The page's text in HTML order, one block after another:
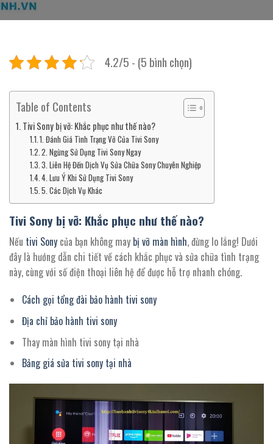
4.2/5 - (5 bình chọn)
Table of Contents
Tivi Sony bị vỡ: Khắc phục như thế nào?
1. Đánh Giá Tình Trạng Vỡ Của Tivi Sony
2. Ngừng Sử Dụng Tivi Sony Ngay
3. Liên Hệ Đến Dịch Vụ Sửa Chữa Sony Chuyên Nghiệp
4. Lưu Ý Khi Sử Dụng Tivi Sony
5. Các Dịch Vụ Khác
Tivi Sony bị vỡ: Khắc phục như thế nào?
Nếu tivi Sony của bạn không may bị vỡ màn hình, đừng lo lắng! Dưới
đây là hướng dẫn chi tiết về cách khắc phục và sửa chữa tình trạng
này, cùng với số điện thoại liên hệ để được hỗ trợ nhanh chóng.
Cách gọi tổng đài bảo hành tivi sony
Địa chỉ bảo hành tivi sony
Thay màn hình tivi sony tại nhà
Bảng giá sửa tivi sony tại nhà